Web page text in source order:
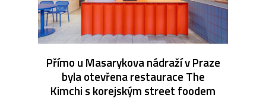
Přímo u Masarykova nádraží v Praze
byla otevřena restaurace The
Kimchi s korejským street foodem